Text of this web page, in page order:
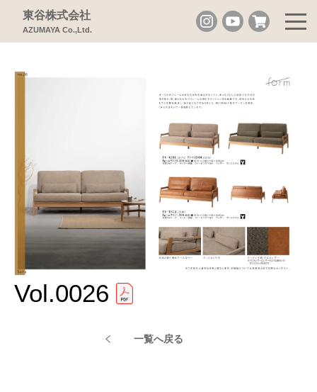
東谷株式会社
AZUMAYA Co.,Ltd.
Vol.0026
一覧へ戻る